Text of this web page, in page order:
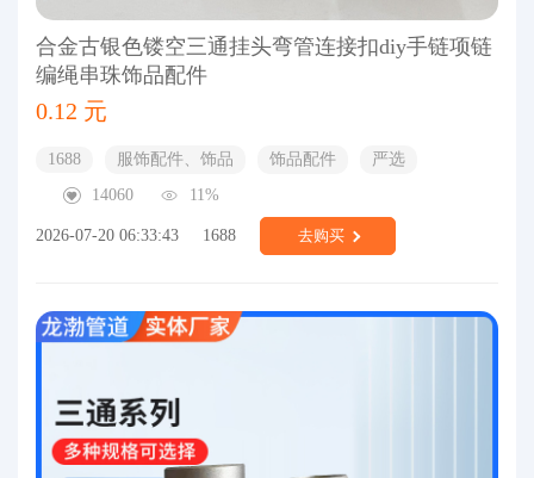
合金古银色镂空三通挂头弯管连接扣diy手链项链
编绳串珠饰品配件
0.12 元
1688 服饰配件、饰品 饰品配件
严选
14060
11%
2026-07-20 06:33:43 1688 去购买